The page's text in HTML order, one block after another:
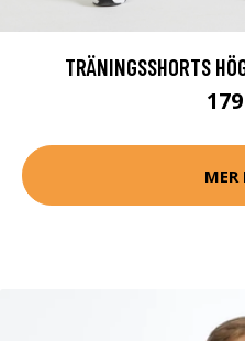
TRÄNINGSSHORTS